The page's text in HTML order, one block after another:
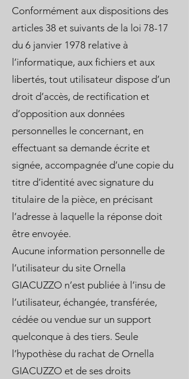
Conformément aux dispositions des
articles 38 et suivants de la loi 78-17
du 6 janvier 1978 relative à
l’informatique, aux fichiers et aux
libertés, tout utilisateur dispose d’un
droit d’accès, de rectification et
d’opposition aux données
personnelles le concernant, en
effectuant sa demande écrite et
signée, accompagnée d’une copie du
titre d’identité avec signature du
titulaire de la pièce, en précisant
l’adresse à laquelle la réponse doit
être envoyée.
Aucune information personnelle de
l’utilisateur du site Ornella
GIACUZZO n’est publiée à l’insu de
l’utilisateur, échangée, transférée,
cédée ou vendue sur un support
quelconque à des tiers. Seule
l’hypothèse du rachat de Ornella
GIACUZZO et de ses droits